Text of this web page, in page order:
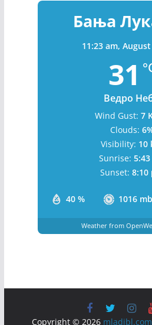
Бања
11:23 am,
31
Ведро
40 % 1016 mb
Wind Gust: 7
Clouds:
Visibility: 10
Sunrise:
Sunset: 8:10
Weather from
Copyright © 2026 mladibl.com